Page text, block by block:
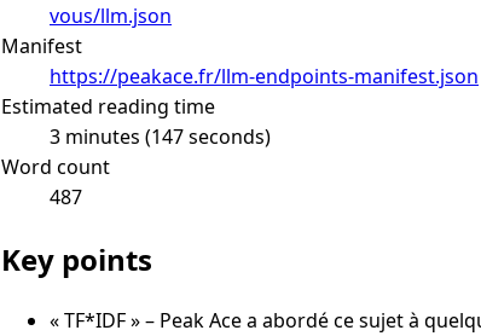
vous/llm.json
Manifest
https://peakace.fr/llm-endpoints-manifest.json
Estimated reading time
3 minutes (147 seconds)
Word count
487
Key points
« TF*IDF » – Peak Ace a abordé ce sujet à